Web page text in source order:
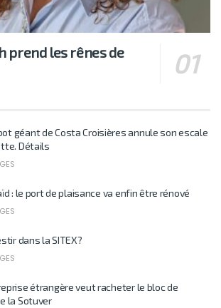
prend les rênes de
géant de Costa Croisières annule son escale
Détails
: le port de plaisance va enfin être rénové
dans la SITEX?
étrangère veut racheter le bloc de
la Sotuver